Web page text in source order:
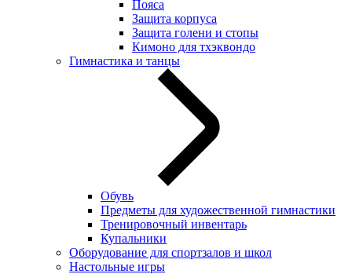
Пояса
Защита корпуса
Защита голени и стопы
Кимоно для тхэквондо
Гимнастика и танцы
Обувь
Предметы для художественной гимнастики
Тренировочный инвентарь
Купальники
Оборудование для спортзалов и школ
Настольные игры